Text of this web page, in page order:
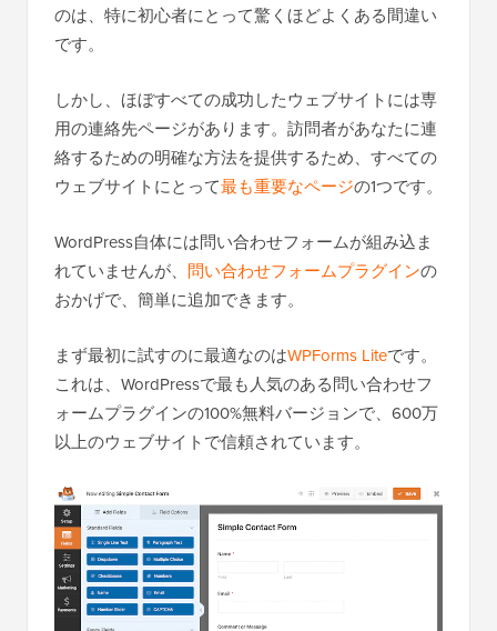
のは、特に初心者にとって驚くほどよくある間違い
です。
しかし、ほぼすべての成功したウェブサイトには専
用の連絡先ページがあります。訪問者があなたに連
絡するための明確な方法を提供するため、すべての
ウェブサイトにとって最も重要なページの1つです。
WordPress自体には問い合わせフォームが組み込ま
れていませんが、 問い合わせフォームプラグインの
おかげで、簡単に追加できます。
まず最初に試すのに最適なのはWPForms Liteです。
これは、WordPressで最も人気のある問い合わせフ
ォームプラグインの100%無料バージョンで、600万
以上のウェブサイトで信頼されています。